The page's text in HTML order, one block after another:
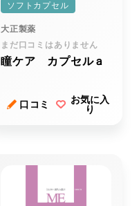
ソフトカプセル
大正製薬
まだ口コミはありません
瞳ケア カプセルａ
口コミ
お気に入
り